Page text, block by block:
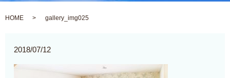
HOME gallery_img025
2018/07/12